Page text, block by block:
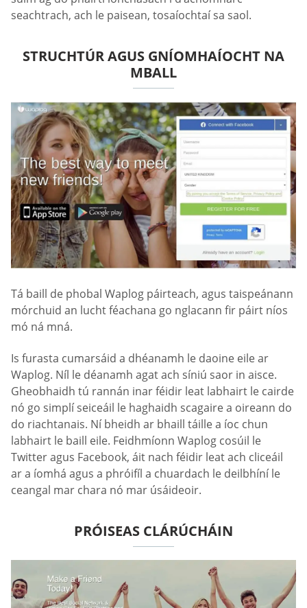
seachtrach, ach le paisean, tosaíochtaí sa saol.
STRUCHTÚR AGUS GNÍOMHAÍOCHT NA
MBALL
Tá baill de phobal Waplog páirteach, agus taispeánann
mórchuid an lucht féachana go nglacann fir páirt níos
mó ná mná.
Is furasta cumarsáid a dhéanamh le daoine eile ar
Waplog. Níl le déanamh agat ach síniú saor in aisce.
Gheobhaidh tú rannán inar féidir leat labhairt le cairde
nó go simplí seiceáil le haghaidh scagaire a oireann do
do riachtanais. Ní bheidh ar bhaill táille a íoc chun
labhairt le baill eile. Feidhmíonn Waplog cosúil le
Twitter agus Facebook, áit nach féidir leat ach cliceáil
ar a íomhá agus a phróifíl a chuardach le deilbhíní le
ceangal mar chara nó mar úsáideoir.
PRÓISEAS CLÁRÚCHÁIN